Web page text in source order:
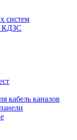
систем
КДЗС
кабель каналов